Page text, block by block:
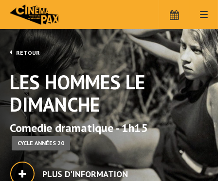
RETOUR
LES HOMMES LE
DIMANCHE
Comedie dramatique - 1h15
CYCLE ANNÉES 20
PLUS D'INFORMATION